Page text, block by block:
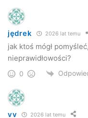
jędrek 2026 lat temu
jak ktoś mógł
nieprawidłowości?
0
vv 2026 lat temu